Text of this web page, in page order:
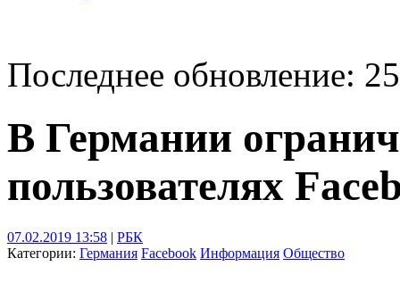
Последнее обновление:
В Германии
пользователях
07.02.2019 13:58 | РБК
Категории: Германия Facebook Информация Общество